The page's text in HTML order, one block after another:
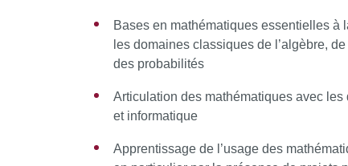
Pour en savoir plus, veuillez consulter
Bases en mathématiques essentielles à
les domaines classiques de l’algèbre,
des probabilités
Articulation des mathématiques avec
et informatique
Apprentissage de l’usage des